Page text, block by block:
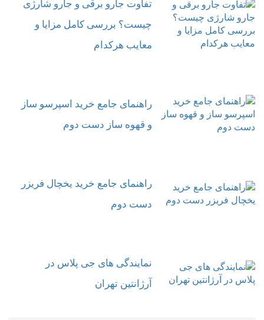
تفاوت جارو برقی و جارو شارژی
چیست؟ بررسی کامل مزایا و
معایب هرکدام
راهنمای جامع خرید اسپرسو ساز
و قهوه ساز دست دوم
راهنمای جامع خرید یخچال فریزر
دست دوم
نمایندگی های جی پلاس در
آرژانتین تهران